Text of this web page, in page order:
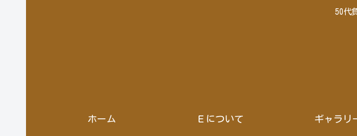
50代
ホーム Ｅについて ギャラリ